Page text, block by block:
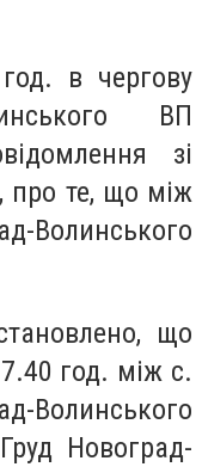
в чергову
ВП
зі
про те, що між
Волинського
що
год. між с.
Волинського
Новоград-